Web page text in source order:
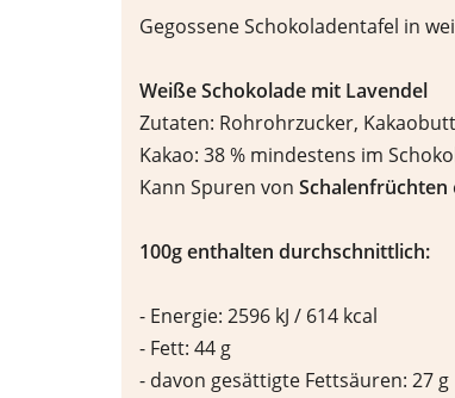
Gegossene Schokoladentafel in
Weiße Schokolade mit Lavendel
Zutaten: Rohrohrzucker,
Kakao: 38 % mindestens im
Kann Spuren von Schalenfrüchten
100g enthalten durchschnittlich:
- Energie: 2596 kJ / 614 kcal
- Fett: 44 g
- davon gesättigte Fettsäuren: 27 g